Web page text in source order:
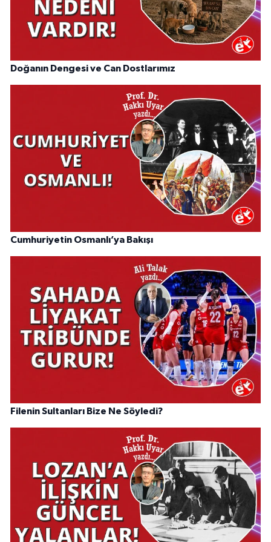
Doğanın Dengesi ve Can Dostlarımız
Cumhuriyetin Osmanlı’ya Bakışı
Filenin Sultanları Bize Ne Söyledi?